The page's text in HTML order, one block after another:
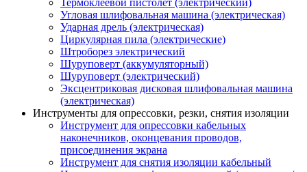
Термоклеевой пистолет (электрический)
Угловая шлифовальная машина (электрическая)
Ударная дрель (электрическая)
Циркулярная пила (электрические)
Штроборез электрический
Шуруповерт (аккумуляторный)
Шуруповерт (электрический)
Эксцентриковая дисковая шлифовальная машина
(электрическая)
Инструменты для опрессовки, резки, снятия изоляции
Инструмент для опрессовки кабельных
наконечников, оконцевания проводов,
присоединения экрана
Инструмент для снятия изоляции кабельный